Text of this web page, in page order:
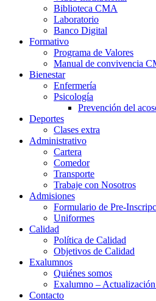
Biblioteca CMA
Laboratorio
Banco Digital
Formativo
Programa de Valores
Manual de convivencia
Bienestar
Enfermería
Psicología
Prevención del
Deportes
Clases extra
Administrativo
Cartera
Comedor
Transporte
Trabaje con Nosotros
Admisiones
Formulario de Pre-
Uniformes
Calidad
Política de Calidad
Objetivos de Calidad
Exalumnos
Quiénes somos
Exalumno –
Contacto